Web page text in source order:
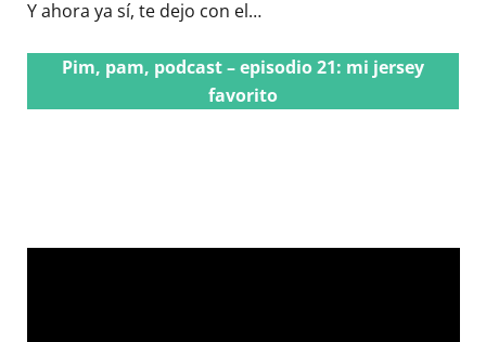
Y ahora ya sí, te dejo con el…
Pim, pam, podcast – episodio 21: mi jersey
favorito